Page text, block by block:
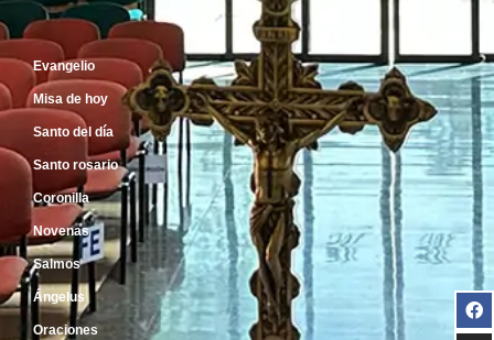
Inicio
Evangelio
Misa de hoy
Santo del día
Santo rosario
Coronilla
Novenas
Salmos
Ángelus
Oraciones